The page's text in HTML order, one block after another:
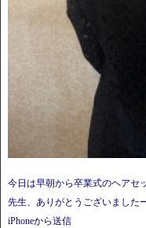
今日は早朝から卒業式のヘアセ
先生、ありがとうございました
iPhoneから送信